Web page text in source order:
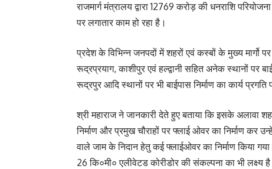
राजमार्ग मंत्रालय द्वारा 12769 करोड़ की धनराशि
पर लगातार काम हो रहा है।
प्रदेश के विभिन्न जनपदों में शहरों एवं कस्बों के मुख्य मार्गो
रूद्रप्रयाग, काशीपुर एवं हल्द्वानी सहित अनेक स्थानों पर
रूद्रपुर आदि स्थानों पर भी बाईपास निर्माण का कार्य प्रगति
श्री महाराज ने जानकारी देते हुए बताया कि इसके अलावा
निर्माण और प्रमुख चौराहों पर फ्लाई ओवर का निर्माण कर
वाले जाम के निदान हेतु कई फ्लाईओवर का निर्माण किया
26 कि०मी० एलीवेटड कोरीडोर की संकल्पना का भी